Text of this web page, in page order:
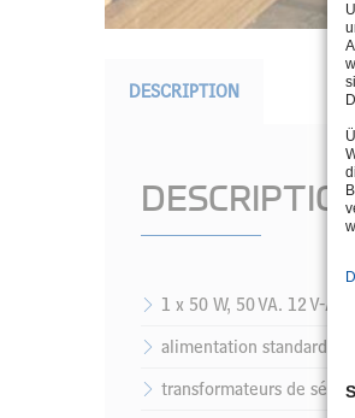
DESCRIPTION
1 x 50 W, 50 VA. 12 V-AC
alimentation standard
transformateurs de